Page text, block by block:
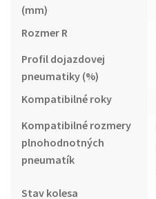
(mm)
Rozmer R
Profil dojazdovej
pneumatiky (%)
Kompatibilné roky
Kompatibilné rozmery
plnohodnotných
pneumatík
Stav kolesa